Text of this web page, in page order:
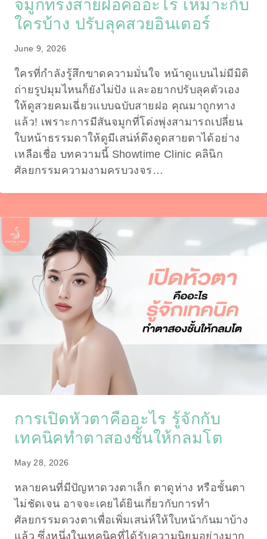
จมูกทรงสายฝอคืออะไร เหมาะกับ
ใครบ้าง ปรับลุคสวยอินเตอร์
June 9, 2026
ใครที่กำลังรู้สึกขาดความมั่นใจ หน้าดูแบนไม่มีมิติ
ถ่ายรูปมุมไหนก็ยังไม่ปัง และอยากปรับลุคตัวเอง
ให้ดูสวยคมเฉี่ยวแบบฉบับสายฝอ คุณมาถูกทาง
แล้ว! เพราะการมีสันจมูกที่โด่งพุ่งสามารถเปลี่ยน
ใบหน้าธรรมดาให้ดูมีเสน่ห์ดึงดูดสายตาได้อย่าง
เหลือเชื่อ บทความนี้ Showtime Clinic คลินิก
ศัลยกรรมความงามครบวงจร…
การเปิดหัวตาคืออะไร รู้จักกับ
เทคนิคทำตาสองชั้นให้กลมโต
May 28, 2026
หลายคนที่มีปัญหาดวงตาเล็ก ตาดูห่าง หรือชั้นตา
ไม่ชัดเจน อาจจะเคยได้ยินเกี่ยวกับการทำ
ศัลยกรรมดวงตาเพื่อเพิ่มเสน่ห์ให้ใบหน้ากันมาบ้าง
แล้ว ซึ่งหนึ่งในเทคนิคที่ได้รับความนิยมอย่างมาก